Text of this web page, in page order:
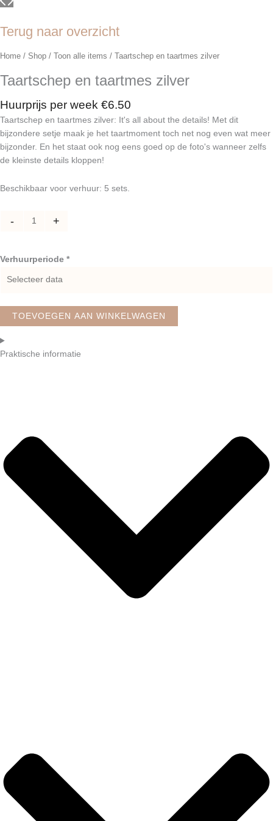
Terug naar overzicht
Home / Shop / Toon alle items / Taartschep en taartmes zilver
Taartschep en taartmes zilver
Huurprijs per week €6.50
Taartschep en taartmes zilver: It's all about the details! Met dit
bijzondere setje maak je het taartmoment toch net nog even wat meer
bijzonder. En het staat ook nog eens goed op de foto's wanneer zelfs
de kleinste details kloppen!
Beschikbaar voor verhuur: 5 sets.
-
Taartschep
zilver
+
Verhuurperiode *
TOEVOEGEN AAN WINKELWAGEN
Praktische informatie